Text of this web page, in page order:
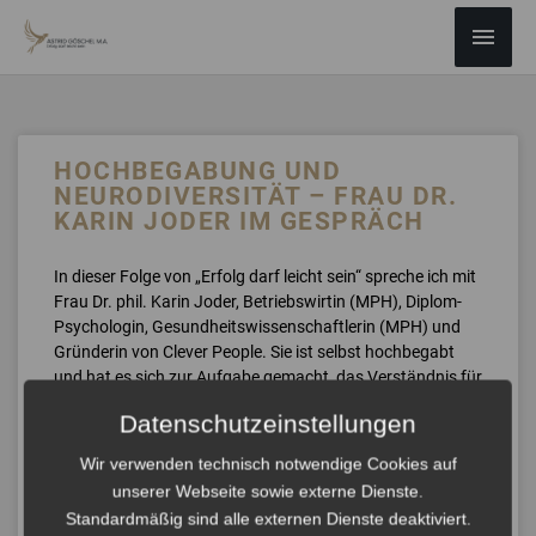
INHALT
HOCHBEGABUNG UND
NEURODIVERSITÄT – FRAU DR.
KARIN JODER IM GESPRÄCH
In dieser Folge von „Erfolg darf leicht sein“ spreche ich mit
Frau Dr. phil. Karin Joder, Betriebswirtin (MPH), Diplom-
Psychologin, Gesundheitswissenschaftlerin (MPH) und
Gründerin von Clever People. Sie ist selbst hochbegabt
und hat es sich zur Aufgabe gemacht, das Verständnis für
Gesellschaft und in Unternehmen zu fördern.
Menschen oft als „Aliens“ wahrgenommen werden,
welche besonderen Stärken sie mitbringen – und weshalb
Unternehmen ihre Potenziale zu selten erkennen. Dabei
Datenschutzeinstellungen
Wir verwenden technisch notwendige Cookies auf
unserer Webseite sowie externe Dienste.
Standardmäßig sind alle externen Dienste deaktiviert.